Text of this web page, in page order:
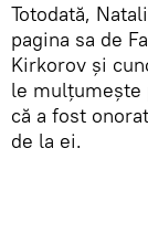
Totodată,
pagina sa de
Kirkorov și
le mulțumește
că a fost
de la ei.